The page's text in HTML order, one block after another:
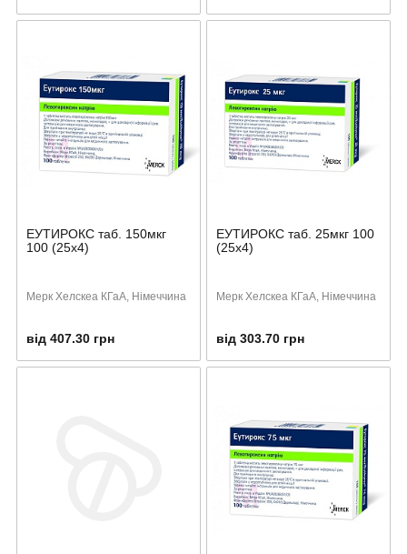
ЕУТИРОКС таб. 150мкг
100 (25х4)
Мерк Хелскеа КГаА, Німеччина
від 407.30 грн
ЕУТИРОКС таб. 25мкг 100
(25х4)
Мерк Хелскеа КГаА, Німеччина
від 303.70 грн